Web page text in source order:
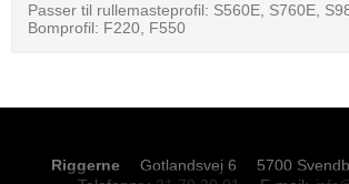
Passer til rullemasteprofil: S560E, S760E,
Bomprofil: F220, F550
Riggerne Gotlandsvej 6 5700